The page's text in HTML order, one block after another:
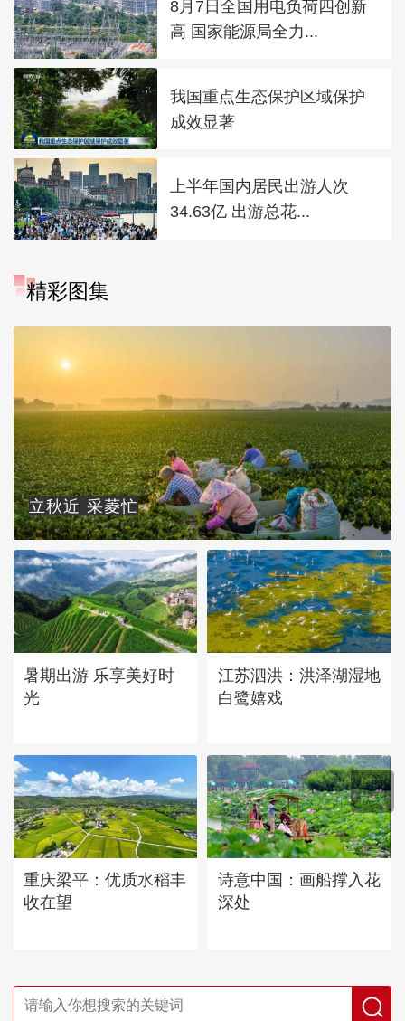
8月7日全国用电负荷四创新
高 国家能源局全力...
我国重点生态保护区域保护
成效显著
上半年国内居民出游人次
34.63亿 出游总花...
精彩图集
立秋近 采菱忙
暑期出游 乐享美好时
光
江苏泗洪：洪泽湖湿地
白鹭嬉戏
重庆梁平：优质水稻丰
收在望
诗意中国：画船撑入花
深处